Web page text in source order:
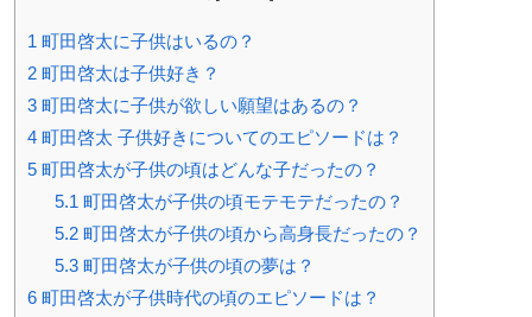
1 町田啓太に子供はいるの？
2 町田啓太は子供好き？
3 町田啓太に子供が欲しい願望はあるの？
4 町田啓太 子供好きについてのエピソードは？
5 町田啓太が子供の頃はどんな子だったの？
5.1 町田啓太が子供の頃モテモテだったの？
5.2町田啓太が子供の頃から高身長だったの？
5.3町田啓太が子供の頃の夢は？
6 町田啓太が子供時代の頃のエピソードは？